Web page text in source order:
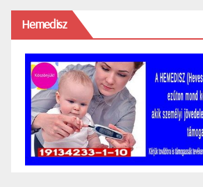
Hemedisz